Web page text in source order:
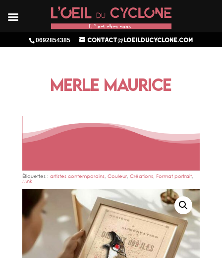
0692854385 contact@loeilducyclone.com
MERLE MAURICE
Étiquettes : artistes contemporains, Couleur, Créations, Format portrait,
Mnk